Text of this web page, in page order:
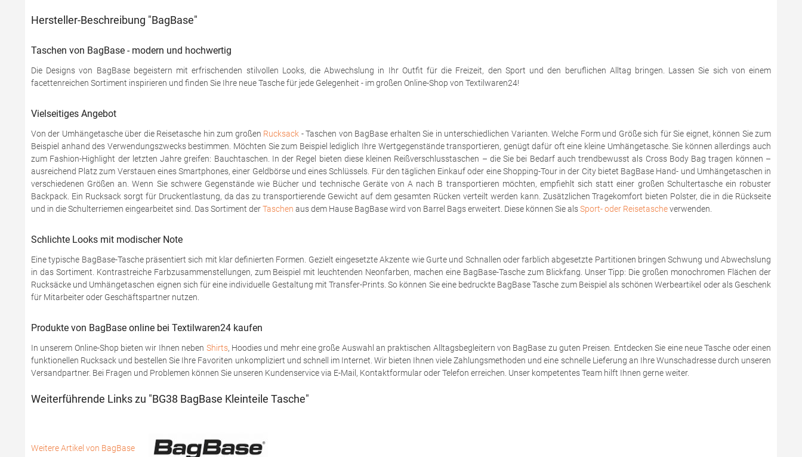
Hersteller-Beschreibung "BagBase"
Taschen von BagBase - modern und hochwertig
Die Designs von BagBase begeistern mit erfrischenden stilvollen Looks, die Abwechslung in Ihr Outfit für die Freizeit, den Sport und den beruflichen Alltag bringen. Lassen Sie sich von einem
facettenreichen Sortiment inspirieren und finden Sie Ihre neue Tasche für jede Gelegenheit - im großen Online-Shop von Textilwaren24!
Vielseitiges Angebot
Von der Umhängetasche über die Reisetasche hin zum großen Rucksack - Taschen von BagBase erhalten Sie in unterschiedlichen Varianten. Welche Form und Größe sich für Sie eignet, können Sie zum
Beispiel anhand des Verwendungszwecks bestimmen. Möchten Sie zum Beispiel lediglich Ihre Wertgegenstände transportieren, genügt dafür oft eine kleine Umhängetasche. Sie können allerdings auch
zum Fashion-Highlight der letzten Jahre greifen: Bauchtaschen. In der Regel bieten diese kleinen Reißverschlusstaschen – die Sie bei Bedarf auch trendbewusst als Cross Body Bag tragen können –
ausreichend Platz zum Verstauen eines Smartphones, einer Geldbörse und eines Schlüssels. Für den täglichen Einkauf oder eine Shopping-Tour in der City bietet BagBase Hand- und Umhängetaschen in
verschiedenen Größen an. Wenn Sie schwere Gegenstände wie Bücher und technische Geräte von A nach B transportieren möchten, empfiehlt sich statt einer großen Schultertasche ein robuster
Backpack. Ein Rucksack sorgt für Druckentlastung, da das zu transportierende Gewicht auf dem gesamten Rücken verteilt werden kann. Zusätzlichen Tragekomfort bieten Polster, die in die Rückseite
und in die Schulterriemen eingearbeitet sind. Das Sortiment derTaschen aus dem Hause BagBase wird von Barrel Bags erweitert. Diese können Sie alsSport- oder Reisetascheverwenden.
Schlichte Looks mit modischer Note
Eine typische BagBase-Tasche präsentiert sich mit klar definierten Formen. Gezielt eingesetzte Akzente wie Gurte und Schnallen oder farblich abgesetzte Partitionen bringen Schwung und Abwechslung
in das Sortiment. Kontrastreiche Farbzusammenstellungen, zum Beispiel mit leuchtenden Neonfarben, machen eine BagBase-Tasche zum Blickfang. Unser Tipp: Die großen monochromen Flächen der
Rucksäcke und Umhängetaschen eignen sich für eine individuelle Gestaltung mit Transfer-Prints. So können Sie eine bedruckte BagBase Tasche zum Beispiel als schönen Werbeartikel oder als Geschenk
für Mitarbeiter oder Geschäftspartner nutzen.
Produkte von BagBase online bei Textilwaren24 kaufen
In unserem Online-Shop bieten wir Ihnen neben Shirts, Hoodies und mehr eine große Auswahl an praktischen Alltagsbegleitern von BagBase zu guten Preisen. Entdecken Sie eine neue Tasche oder einen
funktionellen Rucksack und bestellen Sie Ihre Favoriten unkompliziert und schnell im Internet. Wir bieten Ihnen viele Zahlungsmethoden und eine schnelle Lieferung an Ihre Wunschadresse durch unseren
Versandpartner. Bei Fragen und Problemen können Sie unseren Kundenservice via E-Mail, Kontaktformular oder Telefon erreichen. Unser kompetentes Team hilft Ihnen gerne weiter.
Weiterführende Links zu "BG38 BagBase Kleinteile Tasche"
Weitere Artikel von BagBase